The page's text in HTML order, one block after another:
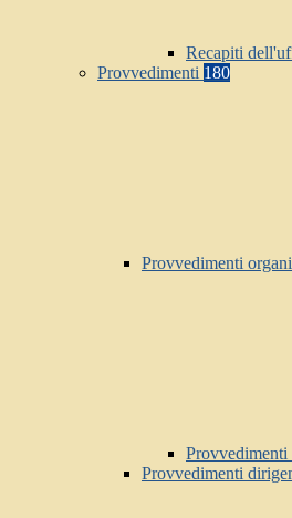
Recapiti
Provvedimenti 180
Provvedimenti
Provvedimenti